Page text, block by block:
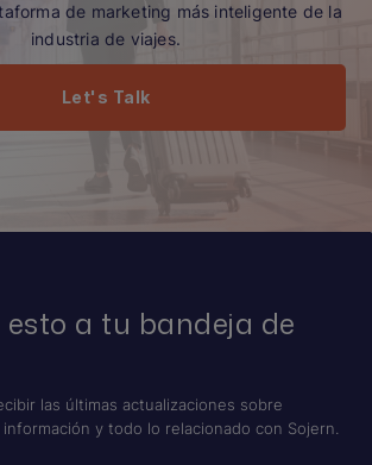
de marketing más inteligente de la
industria de viajes.
Let's Talk
esto a tu bandeja de
las últimas actualizaciones sobre
y todo lo relacionado con Sojern.